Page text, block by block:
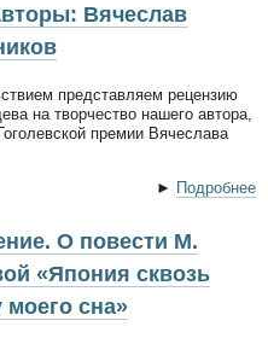
Вячеслав
представляем рецензию
на творчество нашего автора,
премии Вячеслава
► Подробнее
О повести М.
«Япония сквозь
моего сна»